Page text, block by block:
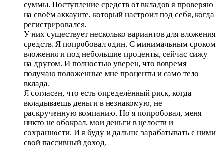
суммы. Поступление средств от вкладов я проверяю
на своём аккаунте, который настроил под себя, когда
регистрировался.
У них существует несколько вариантов для вложения
средств. Я попробовал один. С минимальным сроком
вложения и под небольшие проценты, сейчас сижу
на другом. И полностью уверен, что вовремя
получаю положенные мне проценты и само тело
вклада.
Я согласен, что есть определённый риск, когда
вкладываешь деньги в незнакомую, не
раскрученную компанию. Но я попробовал, меня
никто не обокрал, мои деньги в целости и
сохранности. И я буду и дальше зарабатывать с ними
свой пассивный доход.